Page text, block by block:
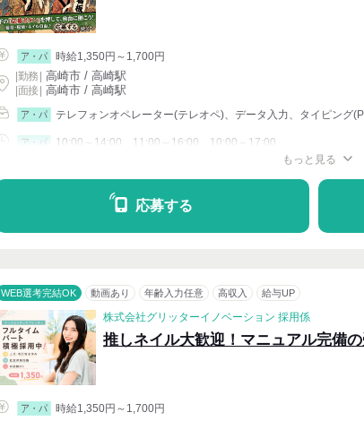
ア・パ
時給1,350円～1,700円
|勤務 高崎市 / 高崎駅
| 面接 | 高崎市 / 高崎駅
ア・パ テレフォンオペレーター(テレオペ)、データ入力、タイピング
ア・パ 10:00～14:00、11:00～16:00、10:00～17:00
もっと見る
応募する
WEB選考完結OK 動画あり 年齢入力任意 高収入 給与UP
株式会社グリッターイノベーション 採用係
推しネイル大歓迎！マニュアル完備
ア・パ
時給1,350円～1,700円